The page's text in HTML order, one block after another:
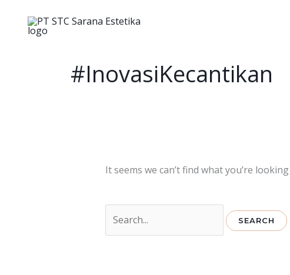
#InovasiKecantikan
It seems we can’t find what you’re